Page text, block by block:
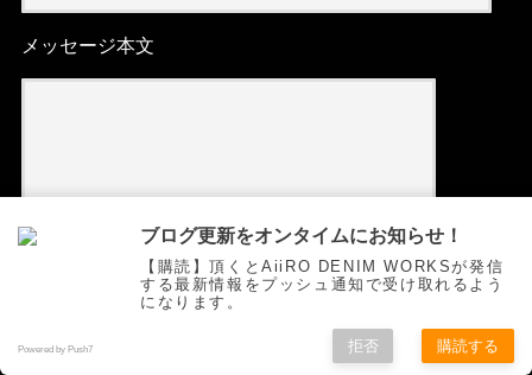
メッセージ本文
ブログ更新をオンタイムにお知らせ！
【購読】頂くとAiiRO DENIM WORKSが発信
する最新情報をプッシュ通知で受け取れるよう
になります。
Powered by Push7 拒否 購読する